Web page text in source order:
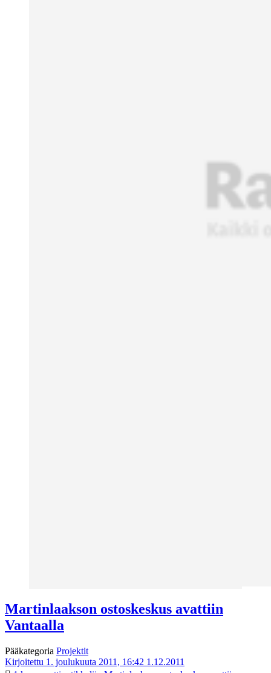
Martinlaakson ostoskeskus avattiin
Vantaalla
Pääkategoria Projektit
Kirjoitettu 1. joulukuuta 2011, 16:42 1.12.2011